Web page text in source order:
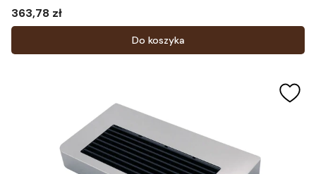
Cena
363,78 zł
Do koszyka